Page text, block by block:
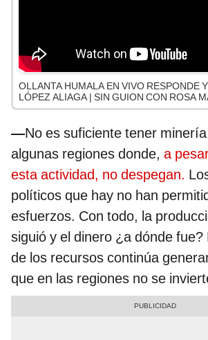
OLLANTA HUMALA EN VIVO RESPONDE
LÓPEZ ALIAGA | SIN GUION CON ROSA
—No es suficiente tener
algunas regiones donde, a
esta actividad, no despegan.
políticos que hay no han
esfuerzos. Con todo, la
siguió y el dinero ¿a dónde fue?
de los recursos continúa
que en las regiones no se